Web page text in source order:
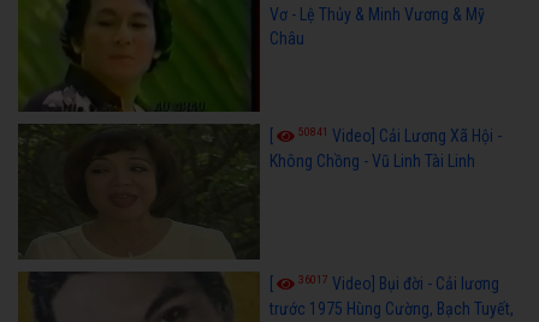
Vơ - Lệ Thủy & Minh Vương & Mỹ
Châu
50841
Video] Cải Lương Xã Hội -
Không Chồng - Vũ Linh Tài Linh
36017 Video] Bụi đời - Cải lương
trước 1975 Hùng Cường, Bạch Tuyết,